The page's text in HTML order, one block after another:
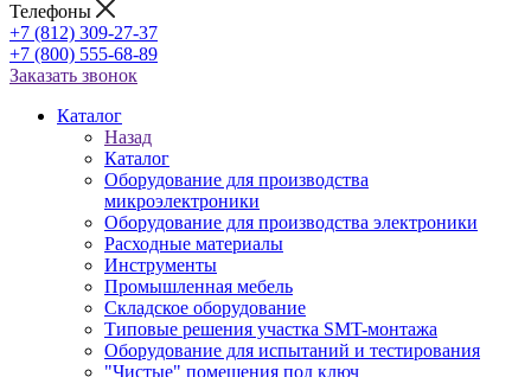
Телефоны
+7 (812) 309-27-37
+7 (800) 555-68-89
Заказать звонок
Каталог
Назад
Каталог
Оборудование для производства
микроэлектроники
Оборудование для производства электроники
Расходные материалы
Инструменты
Промышленная мебель
Складское оборудование
Типовые решения участка SMT-монтажа
Оборудование для испытаний и тестирования
"Чистые" помещения под ключ